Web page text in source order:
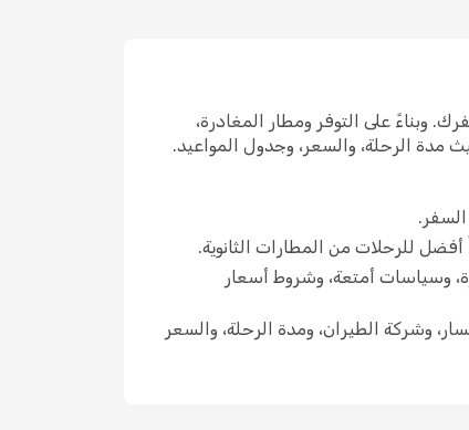
وبناءً على التوفر ومطار المغادرة،
مدة الرحلة، والسعر، وجدول المواعيد.
أفضل للرحلات من المطارات الثانوية.
وسياسات أمتعة، وشروط أسعار
وشركة الطيران، ومدة الرحلة، والسعر